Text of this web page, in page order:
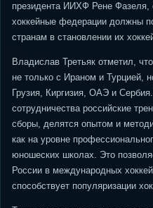
президента ИИХФ Рене Фазеля,
хоккейные федерации должны
странам в становлении их
Владислав Третьяк отметил,
не только с Ираном и Турцией,
Грузия, Киргизия, ОАЭ и
сотрудничества российские
сборы, делятся опытом и
как на уровне
юношеских школах. Это
России в международных
способствует популяризации